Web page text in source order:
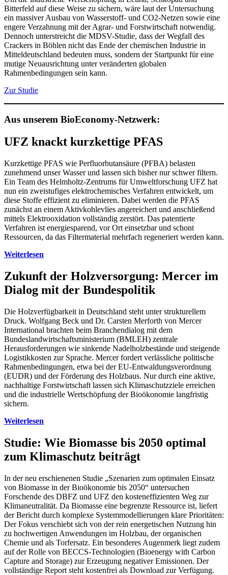
Bitterfeld auf diese Weise zu sichern, wäre laut der Untersuchung
ein massiver Ausbau von Wasserstoff- und CO2-Netzen sowie eine
engere Verzahnung mit der Agrar- und Forstwirtschaft notwendig.
Dennoch unterstreicht die MDSV-Studie, dass der Wegfall des
Crackers in Böhlen nicht das Ende der chemischen Industrie in
Mitteldeutschland bedeuten muss, sondern der Startpunkt für eine
mutige Neuausrichtung unter veränderten globalen
Rahmenbedingungen sein kann.
Zur Studie
Aus unserem BioEconomy-Netzwerk:
UFZ knackt kurzkettige PFAS
Kurzkettige PFAS wie Perfluorbutansäure (PFBA) belasten
zunehmend unser Wasser und lassen sich bisher nur schwer filtern.
Ein Team des Helmholtz-Zentrums für Umweltforschung UFZ hat
nun ein zweistufiges elektrochemisches Verfahren entwickelt, um
diese Stoffe effizient zu eliminieren. Dabei werden die PFAS
zunächst an einem Aktivkohlevlies angereichert und anschließend
mittels Elektrooxidation vollständig zerstört. Das patentierte
Verfahren ist energiesparend, vor Ort einsetzbar und schont
Ressourcen, da das Filtermaterial mehrfach regeneriert werden kann.
Weiterlesen
Zukunft der Holzversorgung: Mercer im
Dialog mit der Bundespolitik
Die Holzverfügbarkeit in Deutschland steht unter strukturellem
Druck. Wolfgang Beck und Dr. Carsten Merforth von Mercer
International brachten beim Branchendialog mit dem
Bundeslandwirtschaftsministerium (BMLEH) zentrale
Herausforderungen wie sinkende Nadelholzbestände und steigende
Logistikkosten zur Sprache. Mercer fordert verlässliche politische
Rahmenbedingungen, etwa bei der EU-Entwaldungsverordnung
(EUDR) und der Förderung des Holzbaus. Nur durch eine aktive,
nachhaltige Forstwirtschaft lassen sich Klimaschutzziele erreichen
und die industrielle Wertschöpfung der Bioökonomie langfristig
sichern.
Weiterlesen
Studie: Wie Biomasse bis 2050 optimal
zum Klimaschutz beiträgt
In der neu erschienenen Studie „Szenarien zum optimalen Einsatz
von Biomasse in der Bioökonomie bis 2050“ untersuchen
Forschende des DBFZ und UFZ den kosteneffizienten Weg zur
Klimaneutralität. Da Biomasse eine begrenzte Ressource ist, liefert
der Bericht durch komplexe Systemmodellierungen klare Prioritäten:
Der Fokus verschiebt sich von der rein energetischen Nutzung hin
zu hochwertigen Anwendungen im Holzbau, der organischen
Chemie und als Torfersatz. Ein besonderes Augenmerk liegt zudem
auf der Rolle von BECCS-Technologien (Bioenergy with Carbon
Capture and Storage) zur Erzeugung negativer Emissionen. Der
vollständige Report steht kostenfrei als Download zur Verfügung.